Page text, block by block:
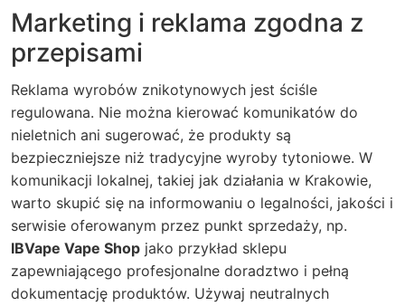
Marketing i reklama zgodna z
przepisami
Reklama wyrobów znikotynowych jest ściśle
regulowana. Nie można kierować komunikatów do
nieletnich ani sugerować, że produkty są
bezpieczniejsze niż tradycyjne wyroby tytoniowe. W
komunikacji lokalnej, takiej jak działania w Krakowie,
warto skupić się na informowaniu o legalności, jakości i
serwisie oferowanym przez punkt sprzedaży, np.
IBVape Vape Shop jako przykład sklepu
zapewniającego profesjonalne doradztwo i pełną
dokumentację produktów. Używaj neutralnych